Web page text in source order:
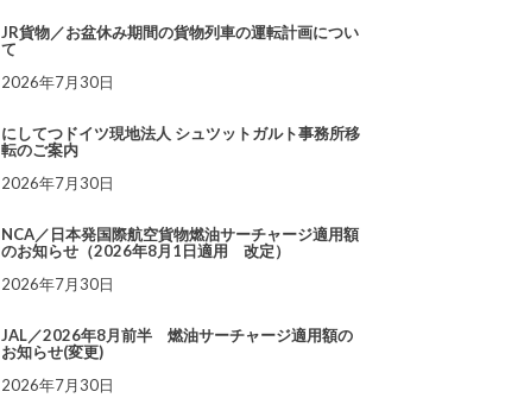
JR貨物／お盆休み期間の貨物列車の運転計画につい
て
2026年7月30日
にしてつドイツ現地法人 シュツットガルト事務所移
転のご案内
2026年7月30日
NCA／日本発国際航空貨物燃油サーチャージ適用額
のお知らせ（2026年8月1日適用 改定）
2026年7月30日
JAL／2026年8月前半 燃油サーチャージ適用額の
お知らせ(変更)
2026年7月30日